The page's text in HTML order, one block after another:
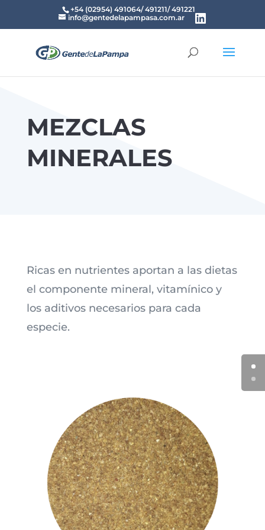
+54 (02954) 491064/ 491211/ 491221
info@gentedelapampasa.com.ar
MEZCLAS
MINERALES
Ricas en nutrientes aportan a las dietas
el componente mineral, vitamínico y
los aditivos necesarios para cada
especie.